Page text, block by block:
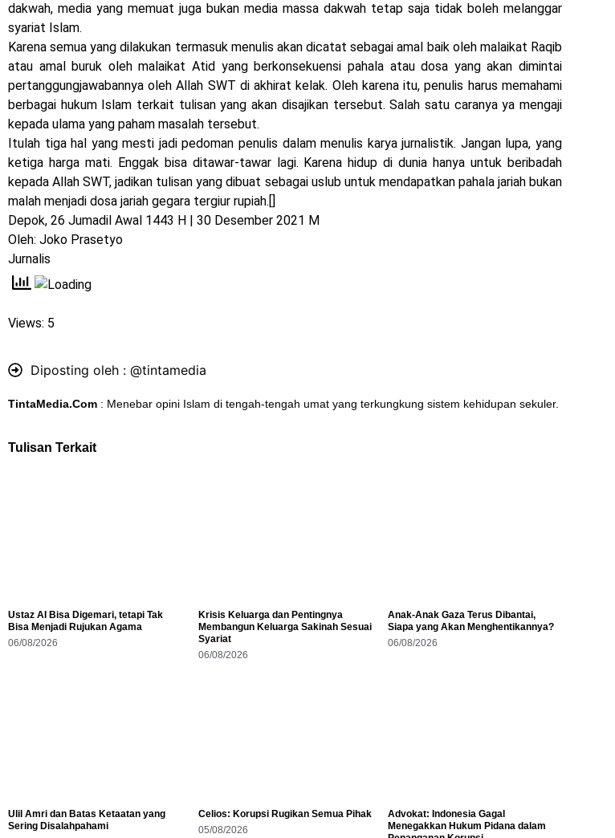
dakwah, media yang memuat juga bukan media massa dakwah tetap saja tidak boleh melanggar
syariat Islam.
Karena semua yang dilakukan termasuk menulis akan dicatat sebagai amal baik oleh malaikat Raqib
atau amal buruk oleh malaikat Atid yang berkonsekuensi pahala atau dosa yang akan dimintai
pertanggungjawabannya oleh Allah SWT di akhirat kelak. Oleh karena itu, penulis harus memahami
berbagai hukum Islam terkait tulisan yang akan disajikan tersebut. Salah satu caranya ya mengaji
kepada ulama yang paham masalah tersebut.
Itulah tiga hal yang mesti jadi pedoman penulis dalam menulis karya jurnalistik. Jangan lupa, yang
ketiga harga mati. Enggak bisa ditawar-tawar lagi. Karena hidup di dunia hanya untuk beribadah
kepada Allah SWT, jadikan tulisan yang dibuat sebagai uslub untuk mendapatkan pahala jariah bukan
malah menjadi dosa jariah gegara tergiur rupiah.[]
Depok, 26 Jumadil Awal 1443 H | 30 Desember 2021 M
Oleh: Joko Prasetyo
Jurnalis
Views: 5
Diposting oleh : @tintamedia
TintaMedia.Com : Menebar opini Islam di tengah-tengah umat yang terkungkung sistem kehidupan sekuler.
Tulisan Terkait
Ustaz AI Bisa Digemari, tetapi Tak
Bisa Menjadi Rujukan Agama
06/08/2026
Krisis Keluarga dan Pentingnya
Membangun Keluarga Sakinah Sesuai
Syariat
06/08/2026
Anak-Anak Gaza Terus Dibantai,
Siapa yang Akan Menghentikannya?
06/08/2026
Ulil Amri dan Batas Ketaatan yang
Sering Disalahpahami
Celios: Korupsi Rugikan Semua Pihak
05/08/2026
Advokat: Indonesia Gagal
Menegakkan Hukum Pidana dalam